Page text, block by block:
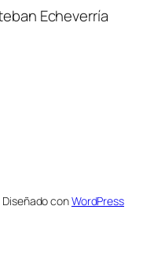
Echeverría
Diseñado conWordPress